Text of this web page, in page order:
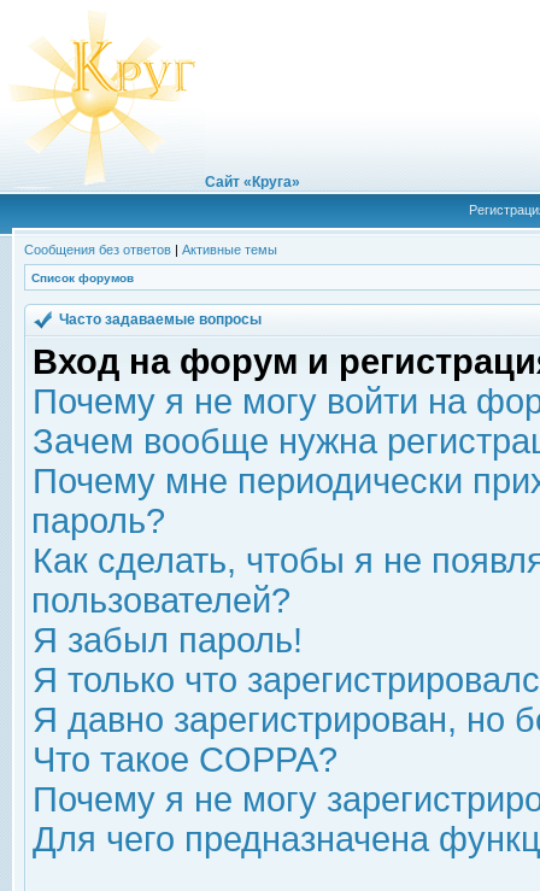
Сайт «Круга»
Сообщения без ответов | Активные темы
Список форумов
Часто задаваемые вопросы
Вход на форум и
Почему я не могу войти на
Зачем вообще нужна
Почему мне периодически
пароль?
Как сделать, чтобы я не
пользователей?
Я забыл пароль!
Я только что
Я давно зарегистрирован, но
Что такое COPPA?
Почему я не могу
Для чего предназначена